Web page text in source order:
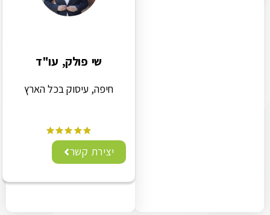
שי פולק, עו"ד
חיפה, עיסוק בכל הארץ
יצירת קשר